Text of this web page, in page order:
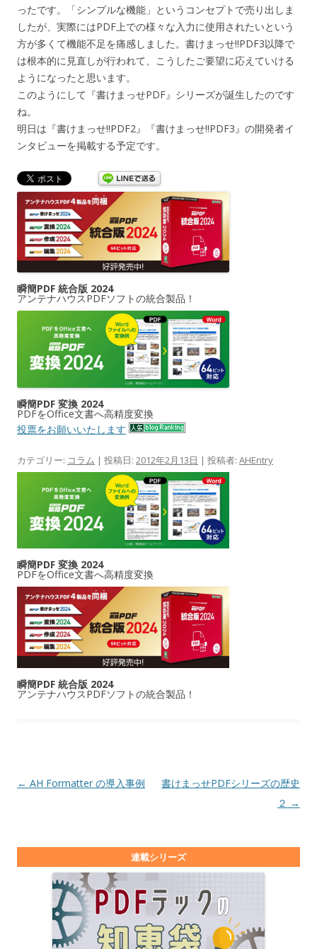
ったです。「シンプルな機能」というコンセプトで売り出しま
したが、実際にはPDF上での様々な入力に使用されたいという
方が多くて機能不足を痛感しました。書けまっせ!!PDF3以降で
は根本的に見直しが行われて、こうしたご要望に応えていける
ようになったと思います。
このようにして『書けまっせPDF』シリーズが誕生したのです
ね。
明日は『書けまっせ!!PDF2』『書けまっせ!!PDF3』の開発者イ
ンタビューを掲載する予定です。
瞬簡PDF 統合版 2024
アンテナハウスPDFソフトの統合製品！
瞬簡PDF 変換 2024
PDFをOffice文書へ高精度変換
投票をお願いいたします
カテゴリー: コラム | 投稿日: 2012年2月13日 | 投稿者: AHEntry
瞬簡PDF 変換 2024
PDFをOffice文書へ高精度変換
瞬簡PDF 統合版 2024
アンテナハウスPDFソフトの統合製品！
投稿ナビゲーション
← AH Formatter の導入事例
書けまっせPDFシリーズの歴史
２ →
連載シリーズ